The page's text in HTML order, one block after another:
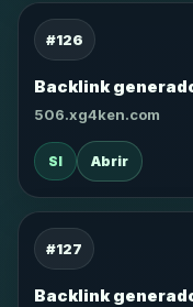
#126
Backlink
506.xg4ken.com
SI Abrir
#127
Backlink